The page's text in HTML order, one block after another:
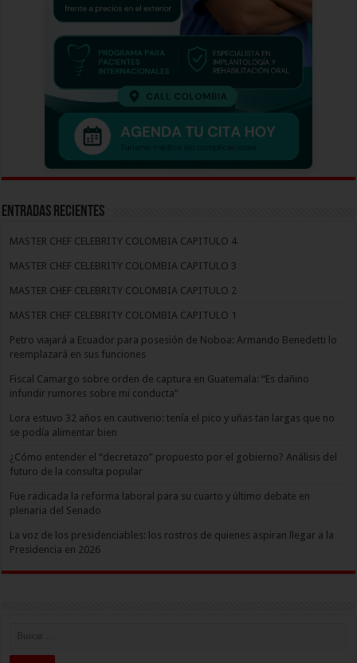
Entradas recientes
MASTER CHEF CELEBRITY COLOMBIA CAPITULO 4
MASTER CHEF CELEBRITY COLOMBIA CAPITULO 3
MASTER CHEF CELEBRITY COLOMBIA CAPITULO 2
MASTER CHEF CELEBRITY COLOMBIA CAPITULO 1
Petro viajará a Ecuador para posesión de Noboa: Armando Benedetti lo
reemplazará en sus funciones
Fiscal Camargo sobre orden de captura en Guatemala: “Es dañino
infundir rumores sobre mi conducta”
Lora estuvo 32 años en cautiverio: tenía el pico y uñas tan largas que no
se podía alimentar bien
¿Cómo entender el “decretazo” propuesto por el gobierno? Análisis del
futuro de la consulta popular
Fue radicada la reforma laboral para su cuarto y último debate en
plenaria del Senado
La voz de los presidenciables: los rostros de quienes aspiran llegar a la
Presidencia en 2026